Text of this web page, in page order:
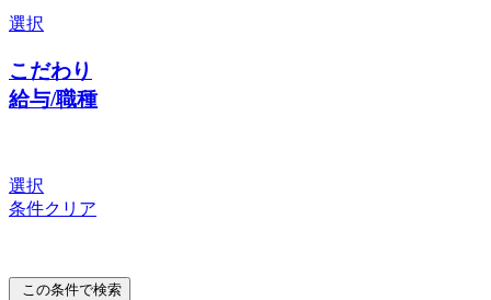
選択
こだわり
給与/職種
選択
条件クリア
この条件で検索